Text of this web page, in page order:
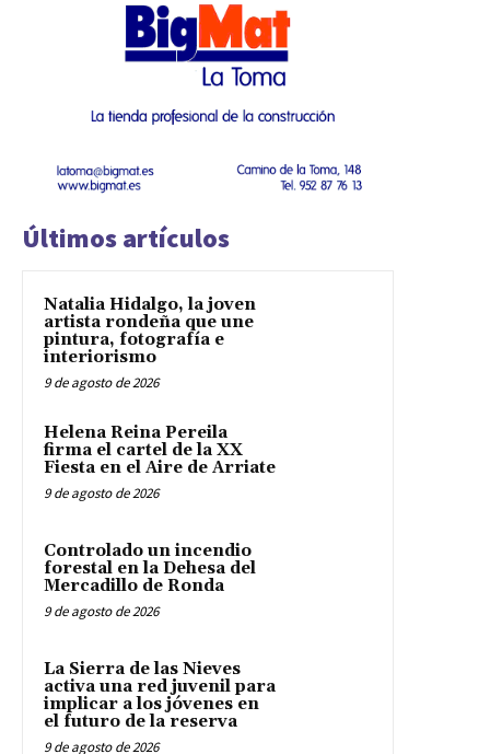
Últimos artículos
Natalia Hidalgo, la joven
artista rondeña que une
pintura, fotografía e
interiorismo
9 de agosto de 2026
Helena Reina Pereila
firma el cartel de la XX
Fiesta en el Aire de Arriate
9 de agosto de 2026
Controlado un incendio
forestal en la Dehesa del
Mercadillo de Ronda
9 de agosto de 2026
La Sierra de las Nieves
activa una red juvenil para
implicar a los jóvenes en
el futuro de la reserva
9 de agosto de 2026